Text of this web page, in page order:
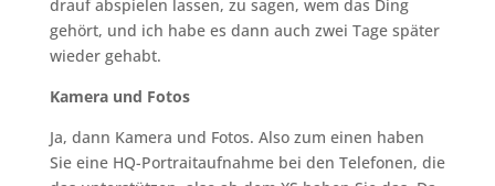
drauf abspielen lassen, zu sagen, wem das Ding
gehört, und ich habe es dann auch zwei Tage später
wieder gehabt.
Kamera und Fotos
Ja, dann Kamera und Fotos. Also zum einen haben
Sie eine HQ-Portraitaufnahme bei den Telefonen, die